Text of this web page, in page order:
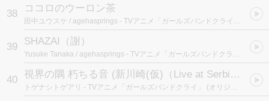
38 ココロのウーロン茶
田中ユウスケ / agehasprings - TVアニメ「ガールズバンドクライ」 (オリジナルサウンドトラック)
39 SHAZAI（謝）
Yusuke Tanaka / agehasprings - TVアニメ「ガールズバンドクライ」 (オリジナルサウンドトラック)
40 視界の隅 朽ちる音 (新川崎(仮)（Live at Serbian Night edit）)
トゲナシトゲアリ - TVアニメ「ガールズバンドクライ」 (オリジナルサウンドトラック)